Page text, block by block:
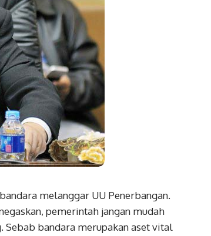
melanggar UU Penerbangan.
pemerintah jangan mudah
Sebab bandara merupakan aset vital